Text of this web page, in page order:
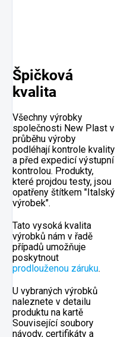
Špičková
kvalita
Všechny výrobky
společnosti New Plast v
průběhu výroby
podléhají kontrole kvality
a před expedicí výstupní
kontrolou. Produkty,
které projdou testy, jsou
opatřeny štítkem "Italský
výrobek".
Tato vysoká kvalita
výrobků nám v řadě
případů umožňuje
poskytnout
prodlouženou záruku.
U vybraných výrobků
naleznete v detailu
produktu na kartě
Související soubory
návody, certifikáty a